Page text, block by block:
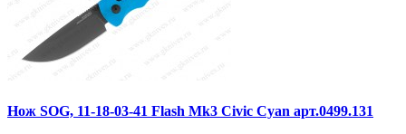
Нож SOG, 11-18-03-41 Flash Mk3 Civic Cyan арт.0499.131